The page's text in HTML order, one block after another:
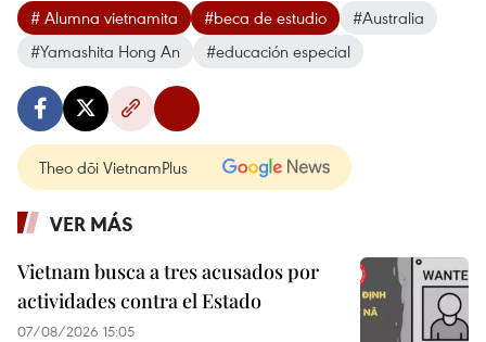
# Alumna vietnamita #beca de estudio
#Australia
#Yamashita Hong An
#educación especial
Theo dõi VietnamPlus
VER MÁS
Vietnam busca a tres acusados por
actividades contra el Estado
07/08/2026 15:05